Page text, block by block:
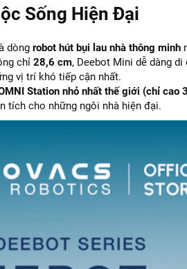
Sống Hiện Đại
dòngrobot hút bụi lau nhà thông minh
chỉ28,6 cm, Deebot Mini dễ dàng
vị trí khó tiếp cận nhất.
Station nhỏ nhất thế giới (chỉ cao
tích cho những ngôi nhà hiện đại.